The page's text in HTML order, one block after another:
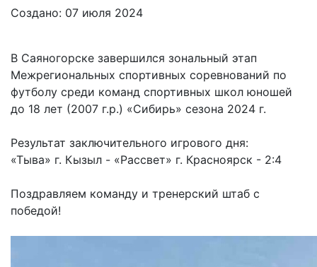
Создано: 07 июля 2024
В Саяногорске завершился зональный этап
Межрегиональных спортивных соревнований по
футболу среди команд спортивных школ юношей
до 18 лет (2007 г.р.) «Сибирь» сезона 2024 г.
Результат заключительного игрового дня:
«Тыва» г. Кызыл - «Рассвет» г. Красноярск - 2:4
Поздравляем команду и тренерский штаб с
победой!